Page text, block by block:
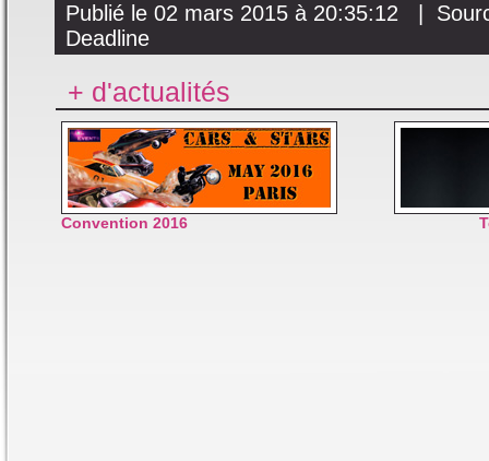
Publié le 02 mars 2015 à 20:35:12 |
Deadline
+ d'actualités
Convention 2016